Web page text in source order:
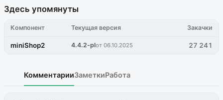
Здесь упомянуты
Компонент Текущая версия Закачки
miniShop2 4.4.2-plот 06.10.2025 27 241
КомментарииЗаметкиРабота